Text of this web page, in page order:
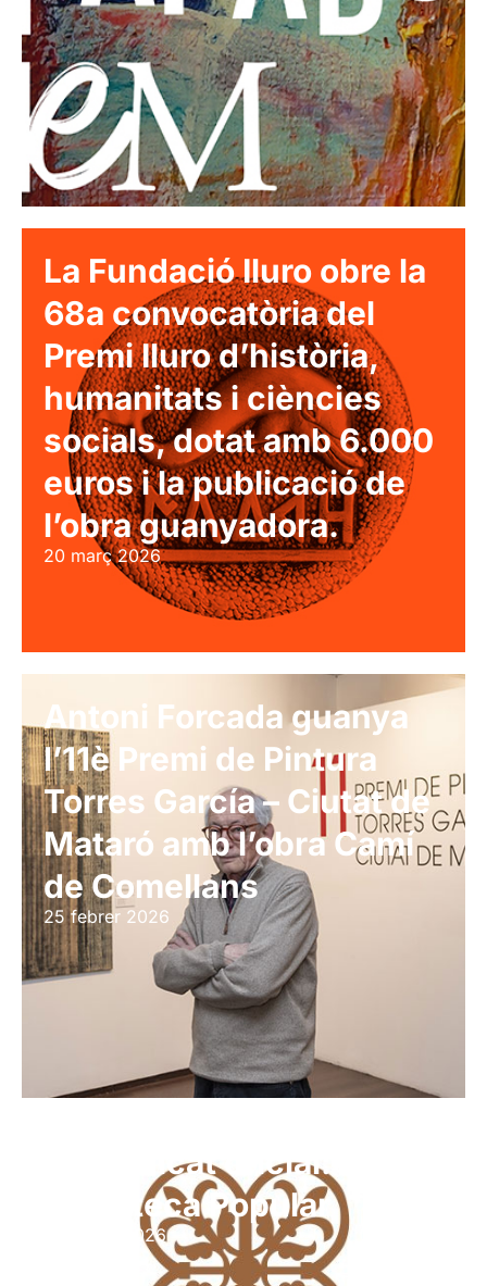
La Fundació Iluro obre la
68a convocatòria del
Premi Iluro d’història,
humanitats i ciències
socials, dotat amb 6.000
euros i la publicació de
l’obra guanyadora.
20 març 2026
Antoni Forcada guanya
l’11è Premi de Pintura
Torres García – Ciutat de
Mataró amb l’obra Camí
de Comellans
25 febrer 2026
Comunicat oficial:
Biblioteca Popular
29 gener 2026